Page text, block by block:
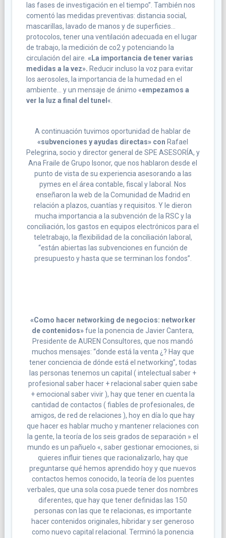
las fases de investigación en el tiempo”. También nos
comentó las medidas preventivas: distancia social,
mascarillas, lavado de manos y de superficies…
protocolos, tener una ventilación adecuada en el lugar
de trabajo, la medición de co2 y potenciando la
circulación del aire. «La importancia de tener varias
medidas a la vez». Reducir incluso la voz para evitar
los aerosoles, la importancia de la humedad en el
ambiente… y un mensaje de ánimo «empezamos a
ver la luz a final del tunel «.
A continuación tuvimos oportunidad de hablar de
«subvenciones y ayudas directas» con Rafael
Pelegrina, socio y director general de SPE ASESORÍA, y
Ana Fraile de Grupo Isonor, que nos hablaron desde el
punto de vista de su experiencia asesorando a las
pymes en el área contable, fiscal y laboral. Nos
enseñaron la web de la Comunidad de Madrid en
relación a plazos, cuantías y requisitos. Y le dieron
mucha importancia a la subvención de la RSC y la
conciliación, los gastos en equipos electrónicos para el
teletrabajo, la flexibilidad de la conciliación laboral,
“están abiertas las subvenciones en función de
presupuesto y hasta que se terminan los fondos”.
«Como hacer networking de negocios: networker
de contenidos»fue la ponencia de Javier Cantera,
Presidente de AUREN Consultores, que nos mandó
muchos mensajes: “donde está la venta ¿? Hay que
tener conciencia de dónde está el networking”, todas
las personas tenemos un capital ( intelectual saber +
profesional saber hacer + relacional saber quien sabe
+ emocional saber vivir ), hay que tener en cuenta la
cantidad de contactos ( fiables de profesionales, de
amigos, de red de relaciones ), hoy en día lo que hay
que hacer es hablar mucho y mantener relaciones con
la gente, la teoría de los seis grados de separación » el
mundo es un pañuelo «, saber gestionar emociones, si
quieres influir tienes que racionalizarlo, hay que
preguntarse qué hemos aprendido hoy y que nuevos
contactos hemos conocido, la teoría de los puentes
verbales, que una sola cosa puede tener dos nombres
diferentes, que hay que tener definidas las 150
personas con las que te relacionas, es importante
hacer contenidos originales, hibridar y ser generoso
como nuevo capital relacional. Terminó la ponencia